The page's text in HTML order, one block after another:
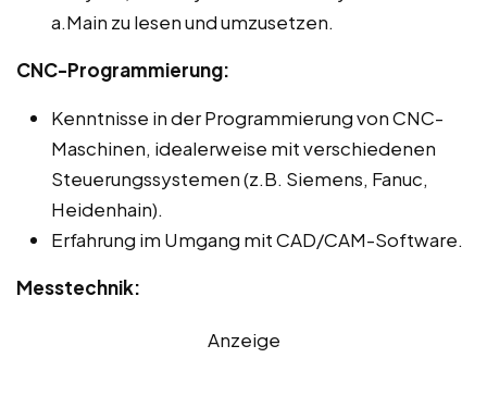
a.Main zu lesen und umzusetzen.
CNC-Programmierung:
Kenntnisse in der Programmierung von CNC-
Maschinen, idealerweise mit verschiedenen
Steuerungssystemen (z.B. Siemens, Fanuc,
Heidenhain).
Erfahrung im Umgang mit CAD/CAM-Software.
Messtechnik:
Anzeige